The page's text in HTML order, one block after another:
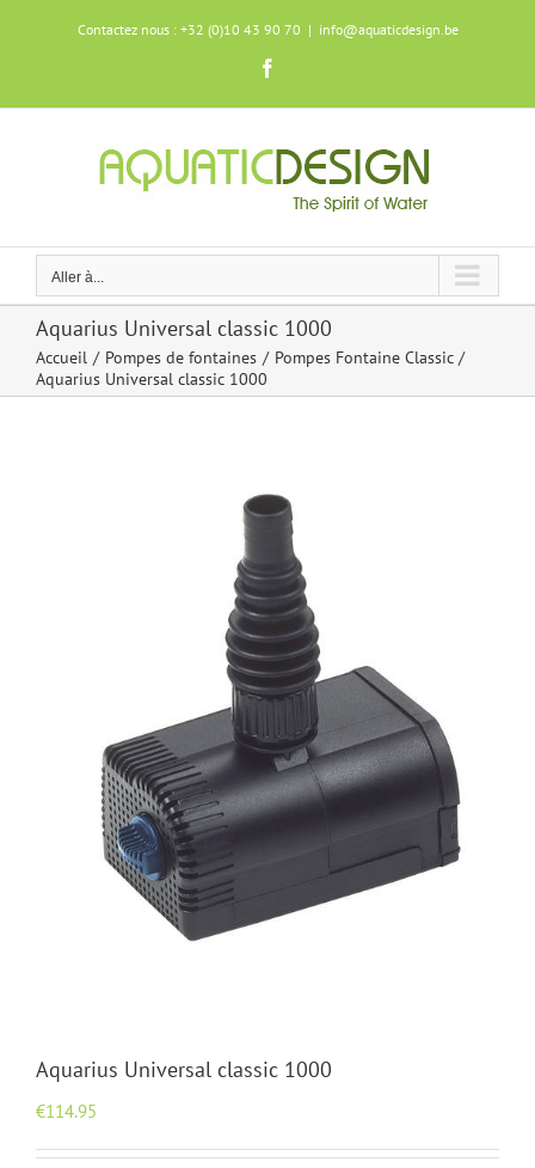
Contactez nous : +32 (0)10 43 90 70 | info@aquaticdesign.be
Aller à...
Aquarius Universal classic 1000
Accueil Pompes de fontaines
Pompes Fontaine Classic
Aquarius Universal classic 1000
Aquarius Universal classic 1000
€114.95